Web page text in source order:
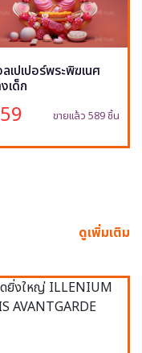
เปเปอร์พระพิฆเนศ
เด็ก
ขายแล้ว 589 ชิ้น
ดูเพิ่มเติม